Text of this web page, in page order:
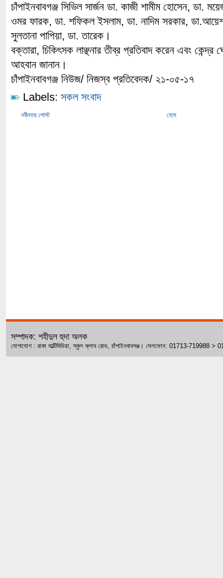
চাঁপাইনবাবগঞ্জ সিভিল সার্জন ডা. কাজী শামীম হোসেন, ডা.
ওমর ফারক, ডা. শফিকল ইসলাম, ডা. নাদিম সরকার,
সুলতানা পাপিয়া, ডা. তারেক।
বক্তারা, চিকিৎসক লাঞ্ছনার তীব্র প্রতিবাদ করেন এবং কেন্দ্র
আহবান জানান।
চাঁপাইনবাবগঞ্জ নিউজ/ নিজস্ব প্রতিবেদক/ ২১-০৫-১৭
Labels: সকল সংবাদ
নবীনতর পোস্ট হোম
সম্পাদক: শহীদুল হুদা অলক
যোগাযোগ : রাকা মাল্টিমিডিয়া, স্কুল ক্লাব রোড, চাঁপাইনবাবগঞ্জ। সেলফোন: 01713-